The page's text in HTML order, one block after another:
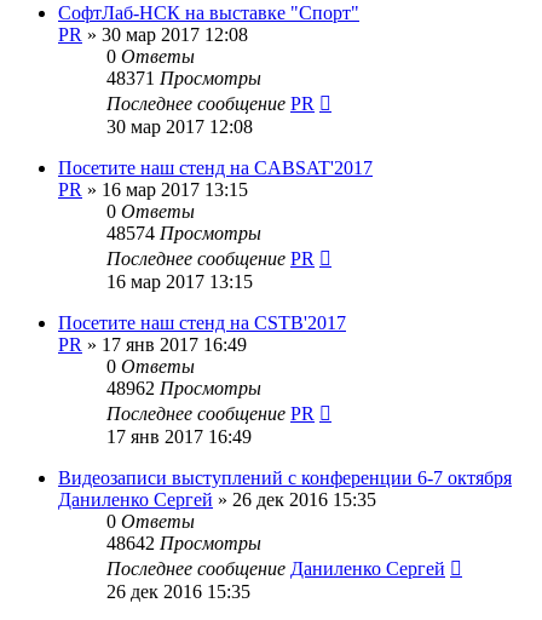
СофтЛаб-НСК на выставке "Спорт"
PR » 30 мар 2017 12:08
0 Ответы
48371 Просмотры
Последнее сообщение PR
30 мар 2017 12:08
Посетите наш стенд на CABSAT'2017
PR » 16 мар 2017 13:15
0 Ответы
48574 Просмотры
Последнее сообщение PR
16 мар 2017 13:15
Посетите наш стенд на CSTB'2017
PR » 17 янв 2017 16:49
0 Ответы
48962 Просмотры
Последнее сообщение PR
17 янв 2017 16:49
Видеозаписи выступлений c конференции 6-7 октября
Даниленко Сергей » 26 дек 2016 15:35
0 Ответы
48642 Просмотры
Последнее сообщение Даниленко Сергей
26 дек 2016 15:35